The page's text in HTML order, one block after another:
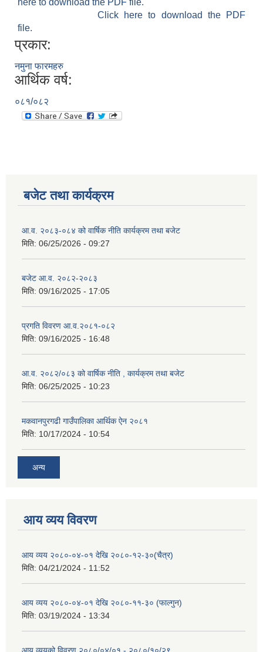
here to download the PDF file.
Click here to download the PDF
file.
प्रकार:
नमुना फारमहरु
आर्थिक वर्ष:
०८१/०८२
बजेट तथा कार्यक्रम
आ.व. २०८३-०८४ को वार्षिक नीति कार्यक्रम तथा बजेट
मिति: 06/25/2026 - 09:27
बजेट आ.व. २०८२-२०८३
मिति: 09/16/2025 - 17:05
प्रगति विवरण आ.व.२०८१-०८२
मिति: 09/16/2025 - 16:48
आ.व. २०८२/०८३ को वार्षिक नीति , कार्यक्रम तथा बजेट
मिति: 06/25/2025 - 10:23
मकवानपुरगढी गाउँपालिका आर्थिक ‌‌‌ऐन २०८१
मिति: 10/17/2024 - 10:54
अन्य
आय व्यय विवरण
आय व्यय २०८०-०४-०१ देखि २०८०-१२-३०(चैत्र)
मिति: 04/21/2024 - 11:52
आय व्यय २०८०-०४-०१ देखि २०८०-११-३० (फाल्गुन)
मिति: 03/19/2024 - 13:34
आय व्ययको विवरण २०८०/०४/०१ - २०८०/१०/२९